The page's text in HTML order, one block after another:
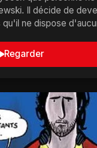
Il décide de
ne dispose
Regarder